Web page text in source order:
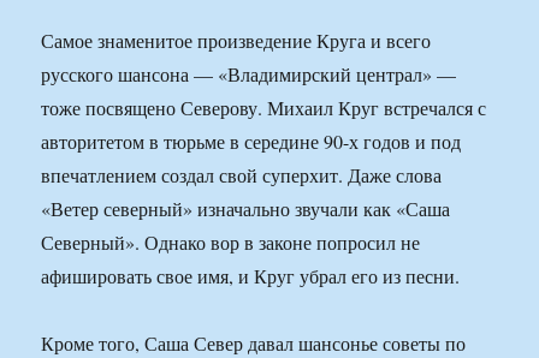
Самое знаменитое произведение Круга и всего
русского шансона — «Владимирский централ» —
тоже посвящено Северову. Михаил Круг встречался с
авторитетом в тюрьме в середине 90-х годов и под
впечатлением создал свой суперхит. Даже слова
«Ветер северный» изначально звучали как «Саша
Северный». Однако вор в законе попросил не
афишировать свое имя, и Круг убрал его из песни.
Кроме того, Саша Север давал шансонье советы по